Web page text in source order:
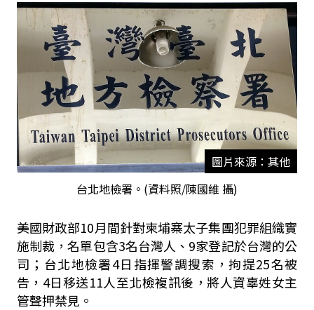
圖片來源：其他
台北地檢署。(資料照/陳國維 攝)
美國財政部10月間針對柬埔寨太子集團犯罪組織實
施制裁，名單包含3名台灣人、9家登記於台灣的公
司；台北地檢署4日指揮警調搜索，拘提25名被
告，4日移送11人至北檢複訊後，將人資辜姓女主
管聲押禁見。